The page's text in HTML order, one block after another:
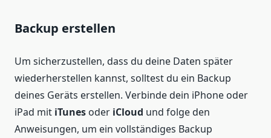
Backup erstellen
Um sicherzustellen, dass du deine Daten später
wiederherstellen kannst, solltest du ein Backup
deines Geräts erstellen. Verbinde dein iPhone oder
iPad mit iTunes oder iCloud und folge den
Anweisungen, um ein vollständiges Backup